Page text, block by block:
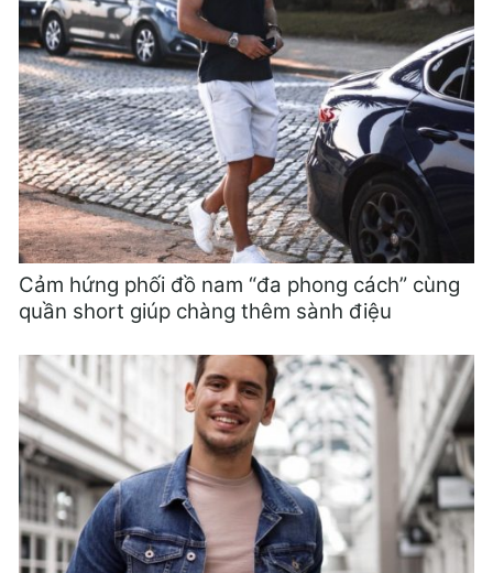
Cảm hứng phối đồ nam “đa phong cách” cùng
quần short giúp chàng thêm sành điệu